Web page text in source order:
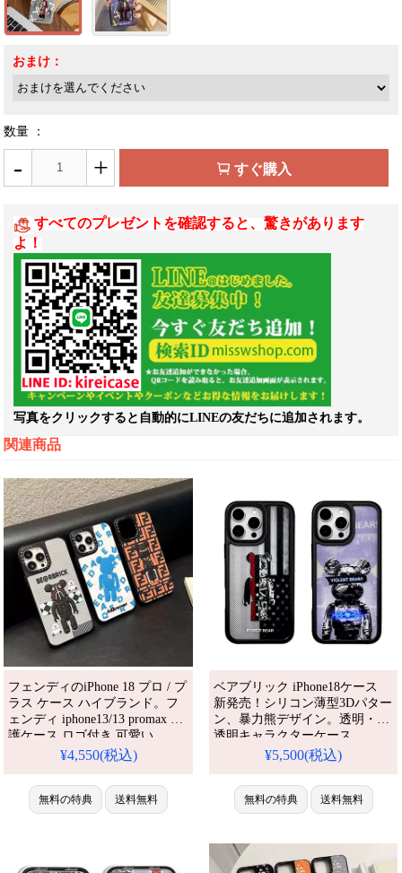
おまけ：
数量 ：
- + すぐ購入
すべてのプレゼントを確認すると、驚きがあります
よ！
写真をクリックすると自動的にLINEの友だちに追加されます。
関連商品
フェンディのiPhone 18 プロ / プ
ラス ケース ハイブランド。フ
ェンディ iphone13/13 promax 保
護ケース ロゴ付き 可愛い
iPhone 12/12 pro max Bearbrick
携帯ケース 3D立体 アイフォー
ン11プロマックス 綺麗ケース
アニメ風 アイフォン x/xs シリ
コンカバー 衝撃に強い。芸能人
¥4,550(税込)
無料の特典 送料無料
ベアブリック iPhone18ケース
新発売！シリコン薄型3Dパター
ン、暴力熊デザイン。透明・半
透明キャラクターケース、
iPhone16plus/15pro/13plus全機種
ランド、耐衝撃＆防水の多機能
仕様。かわいい暴力熊3Dスタイ
ルが流行り、格安で手に入り、
しても使える優れもの！（透
明・半透明ケース・キャラクタ
¥5,500(税込)
無料の特典 送料無料